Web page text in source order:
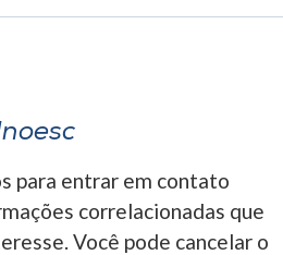
para entrar em contato
correlacionadas que
Você pode cancelar o